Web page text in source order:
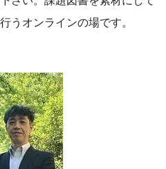
うオンラインの場です。